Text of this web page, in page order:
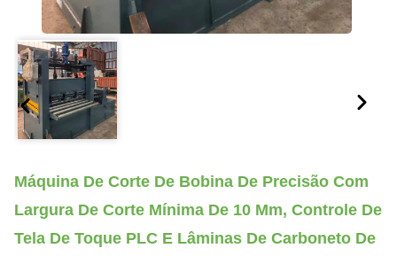
Máquina De Corte De Bobina De Precisão Com
Largura De Corte Mínima De 10 Mm, Controle De
Tela De Toque PLC E Lâminas De Carboneto De